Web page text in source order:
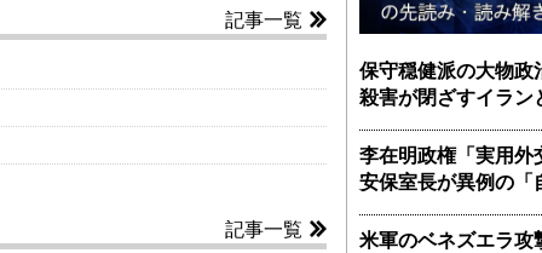
記事一覧
記事一覧
保守穏健派の大物政
殺害が閉ざすイラン
李在明政権「実用外
安保室長が異例の「
米軍のベネズエラ攻